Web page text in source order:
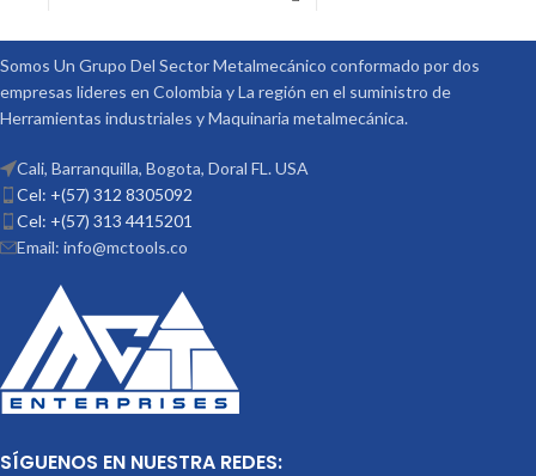
Somos Un Grupo Del Sector Metalmecánico conformado por dos
empresas lideres en Colombia y La región en el suministro de
Herramientas industriales y Maquinaria metalmecánica.
Cali, Barranquilla, Bogota, Doral FL. USA
Cel: +(57) 312 8305092
Cel: +(57) 313 4415201
Email: info@mctools.co
SÍGUENOS EN NUESTRA REDES: